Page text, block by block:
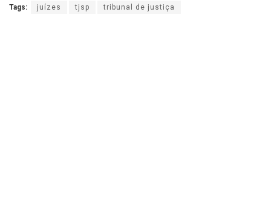
Tags: juízes tjsp tribunal de justiça